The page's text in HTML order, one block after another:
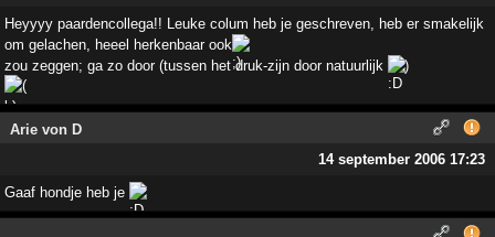
Heyyyy paardencollega!! Leuke colum heb je geschreven, heb er smakelijk
om gelachen, heeel herkenbaar ook
zou zeggen; ga zo door (tussen het druk-zijn door natuurlijk
)
Arie von D
14 september 2006 17:23
Gaaf hondje heb je